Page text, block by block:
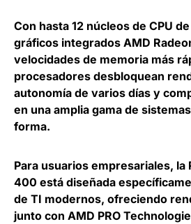
Con hasta 12 núcleos de CPU
gráficos integrados AMD
velocidades de memoria más
procesadores desbloquean
autonomía de varios días y
en una amplia gama de
forma.
Para usuarios empresariales, la
400 está diseñada
de TI modernos, ofreciendo
junto con AMD PRO